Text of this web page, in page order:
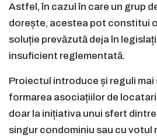
Astfel, în cazul în care un grup
dorește, acestea pot constitui
soluție prevăzută deja în
insuficient reglementată.
Proiectul introduce și reguli
formarea asociațiilor de
doar la inițiativa unui sfert
singur condominiu sau cu votul